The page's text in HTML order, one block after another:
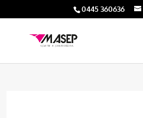
0445 360636